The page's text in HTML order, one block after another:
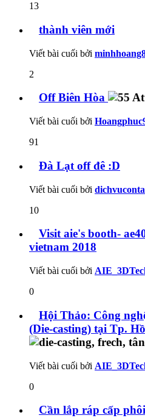
13
thành viên mới
Viết bài cuối bởi
2
Off Biên Hòa
Viết bài cuối bởi
91
Đà Lạt off đê :D
Viết bài cuối bởi
10
Visit aie's booth-
vietnam 2018
Viết bài cuối bởi
0
Hội Thảo: Công
(Die-casting) tại Tp.
Viết bài cuối bởi
0
Cần lắp ráp cấp